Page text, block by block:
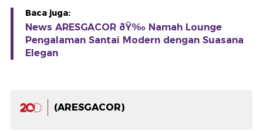
Baca juga:
News ARESGACOR ðŸ‰ Namah Lounge
Pengalaman Santai Modern dengan Suasana
Elegan
(ARESGACOR)